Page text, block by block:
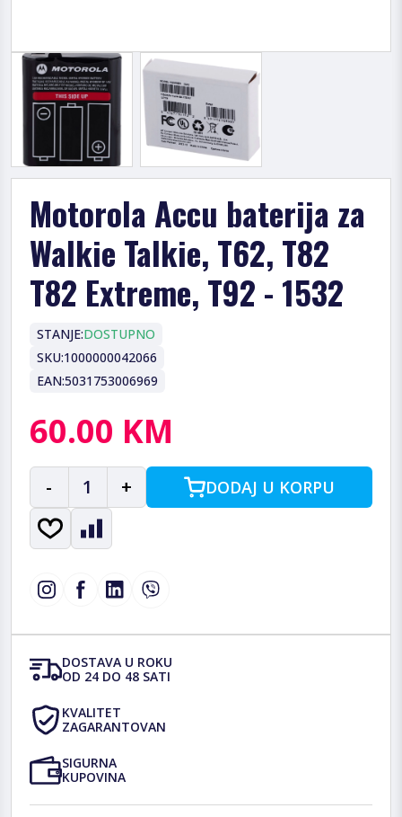
Motorola Accu baterija za
Walkie Talkie, T62, T82
T82 Extreme, T92 - 1532
STANJE:DOSTUPNO
SKU:1000000042066
EAN:5031753006969
60.00 KM
- 1 + DODAJ U KORPU
DOSTAVA U ROKU
OD 24 DO 48 SATI
KVALITET
ZAGARANTOVAN
SIGURNA
KUPOVINA